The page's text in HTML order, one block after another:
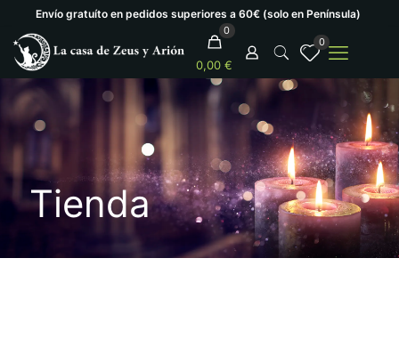
Envío gratuíto en pedidos superiores a 60€ (solo en Península)
0
0,00 €
0
Tienda